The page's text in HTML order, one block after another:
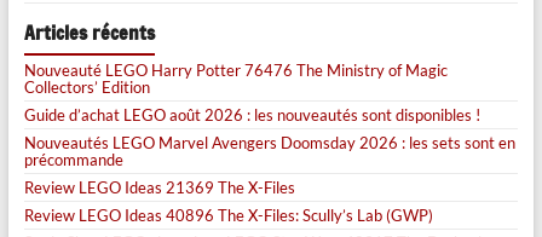
Articles récents
Nouveauté LEGO Harry Potter 76476 The Ministry of Magic
Collectors’ Edition
Guide d’achat LEGO août 2026 : les nouveautés sont disponibles !
Nouveautés LEGO Marvel Avengers Doomsday 2026 : les sets sont en
précommande
Review LEGO Ideas 21369 The X-Files
Review LEGO Ideas 40896 The X-Files: Scully’s Lab (GWP)